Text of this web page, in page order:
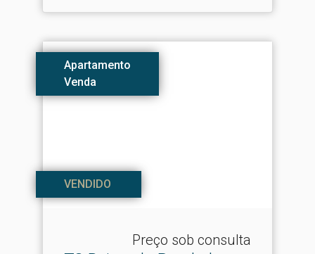
Apartamento
Venda
VENDIDO
Preço sob consulta